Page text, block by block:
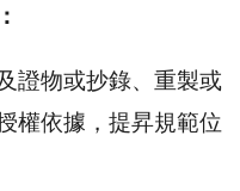
證物或抄錄、重製或
權依據，提昇規範位